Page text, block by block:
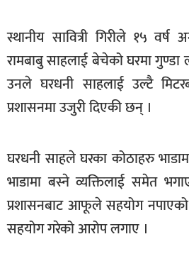
मनोरञ्जन
फोटो
/
भिडियो
समाज
शिक्षा
विचार
स्थानीय सावित्री गिरीले १५
रामबाबु साहलाई बेचेको घरमा
उनले घरधनी साहलाई उल्टै
प्रशासनमा उजुरी दिएकी छन् ।
घरधनी साहले घरका कोठाहरु
भाडामा बस्ने व्यक्तिलाई समेत
प्रशासनबाट आफूले सहयोग
सहयोग गरेको आरोप लगाए ।